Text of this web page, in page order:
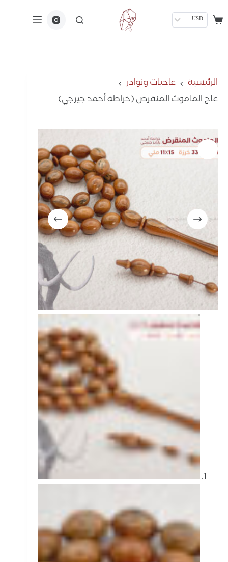
USD
الرئيسية
عاجيات ونوادر
عاج الماموث المنقرض (خراطة أحمد جيرجي)